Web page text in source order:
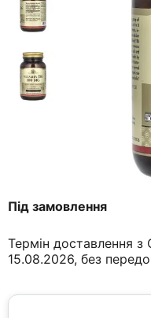
Під замовлення
Термін доставлення
15.08.2026, без